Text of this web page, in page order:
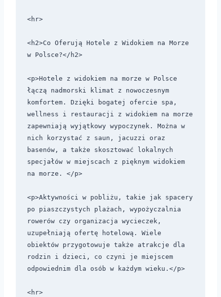
<hr>
<h2>Co Oferują Hotele z Widokiem na Morze
w Polsce?</h2>
<p>Hotele z widokiem na morze w Polsce
łączą nadmorski klimat z nowoczesnym
komfortem. Dzięki bogatej ofercie spa,
wellness i restauracji z widokiem na morze
zapewniają wyjątkowy wypoczynek. Można w
nich korzystać z saun, jacuzzi oraz
basenów, a także skosztować lokalnych
specjałów w miejscach z pięknym widokiem
na morze. </p>
<p>Aktywności w pobliżu, takie jak spacery
po piaszczystych plażach, wypożyczalnia
rowerów czy organizacja wycieczek,
uzupełniają ofertę hotelową. Wiele
obiektów przygotowuje także atrakcje dla
rodzin i dzieci, co czyni je miejscem
odpowiednim dla osób w każdym wieku.</p>
<hr>